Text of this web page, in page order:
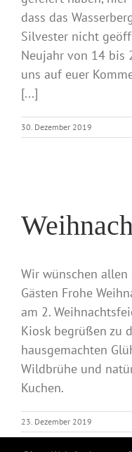
dass das
Silvester nicht
Neujahr von 14 bis
uns auf euer
[...]
30. Dezember 2019
Wir wünschen allen
Gästen Frohe
am 2.
Kiosk begrüßen zu
hausgemachten
Wildbrühe und
Kuchen.
23. Dezember 2019